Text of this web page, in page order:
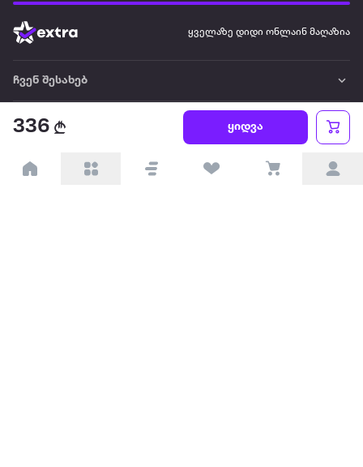
336 ყიდვა
ყველაზე დიდი ონლაინ მაღაზია
ჩვენ შესახებ
წესები და პირობები
პარტნიორებისთვის